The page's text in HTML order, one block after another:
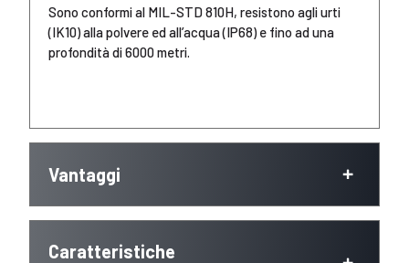
Sono conformi al MIL-STD 810H, resistono agli urti
(IK10) alla polvere ed all’acqua (IP68) e fino ad una
profondità di 6000 metri.
Vantaggi
Caratteristiche